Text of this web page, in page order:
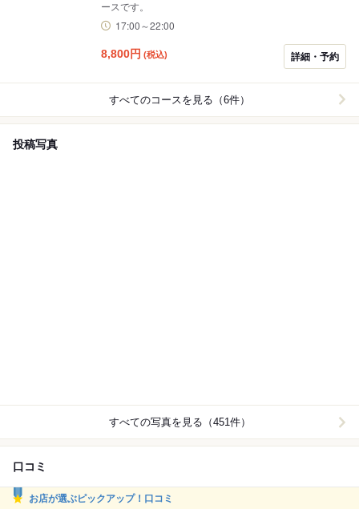
ースです。
17:00～22:00
8,800円 (税込) 詳細・予約
すべてのコースを見る（6件）
投稿写真
すべての写真を見る（451件）
口コミ
お店が選ぶピックアップ！口コミ